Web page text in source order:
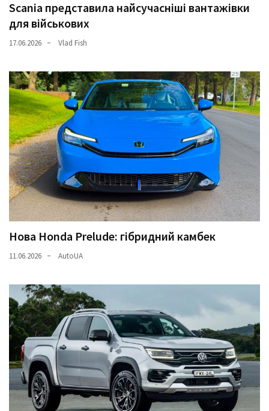
Scania представила найсучасніші вантажівки
для військових
17.06.2026 Vlad Fish
Нова Honda Prelude: гібридний камбек
11.06.2026 AutoUA